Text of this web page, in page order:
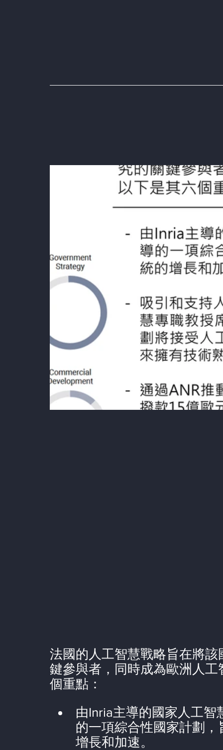
法國的人工智慧戰略旨在將
鍵參與者，同時成為歐洲人
個重點：
由Inria主導的國家人工
的一項綜合性國家計劃
增長和加速。